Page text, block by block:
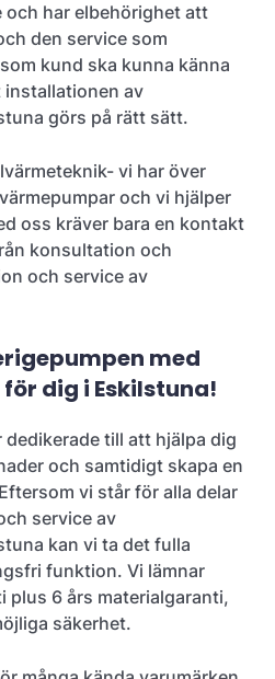
och har elbehörighet att
den service som
kund ska kunna känna
av
görs på rätt sätt.
vi har över
och vi hjälper
oss kräver bara en kontakt
konsultation och
och service av
med
dig i Eskilstuna!
dedikerade till att hjälpa dig
och samtidigt skapa en
vi står för alla delar
service av
kan vi ta det fulla
funktion. Vi lämnar
plus 6 års materialgaranti,
säkerhet.